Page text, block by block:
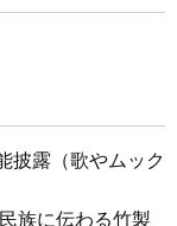
披露（歌やムック
族に伝わる竹製